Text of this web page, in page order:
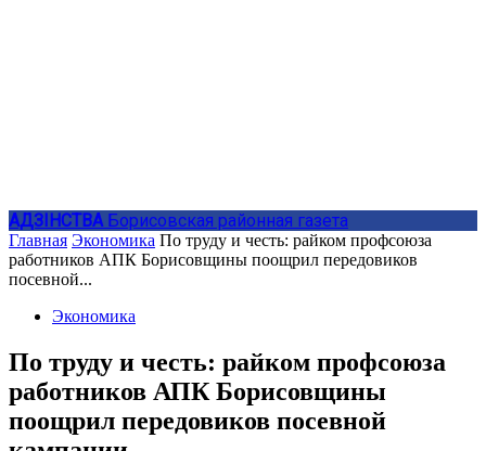
АДЗIНСТВА Борисовская районная газета
Главная Экономика По труду и честь: райком профсоюза
работников АПК Борисовщины поощрил передовиков
посевной...
Экономика
По труду и честь: райком профсоюза
работников АПК Борисовщины
поощрил передовиков посевной